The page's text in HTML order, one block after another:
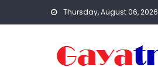
Thursday, August 06, 2026